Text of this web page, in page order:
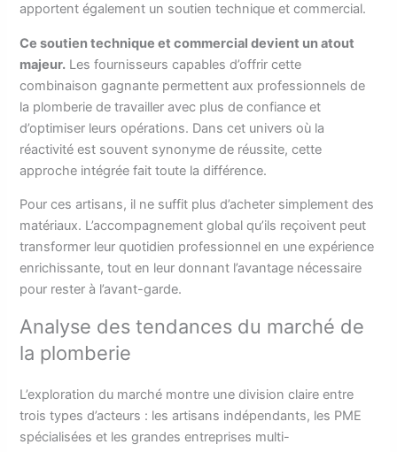
apportent également un soutien technique et commercial.
Ce soutien technique et commercial devient un atout
majeur. Les fournisseurs capables d’offrir cette
combinaison gagnante permettent aux professionnels de
la plomberie de travailler avec plus de confiance et
d’optimiser leurs opérations. Dans cet univers où la
réactivité est souvent synonyme de réussite, cette
approche intégrée fait toute la différence.
Pour ces artisans, il ne suffit plus d’acheter simplement des
matériaux. L’accompagnement global qu’ils reçoivent peut
transformer leur quotidien professionnel en une expérience
enrichissante, tout en leur donnant l’avantage nécessaire
pour rester à l’avant-garde.
Analyse des tendances du marché de
la plomberie
L’exploration du marché montre une division claire entre
trois types d’acteurs : les artisans indépendants, les PME
spécialisées et les grandes entreprises multi-